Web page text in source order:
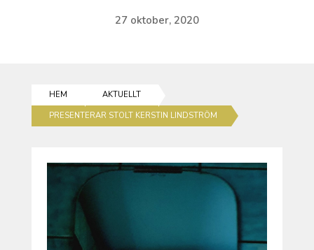
27 oktober, 2020
HEM
AKTUELLT
PRESENTERAR STOLT KERSTIN LINDSTRÖM